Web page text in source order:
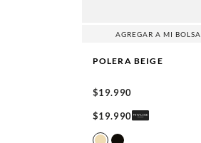
AGREGAR A MI BOLSA
POLERA BEIGE
$19.990
$19.990